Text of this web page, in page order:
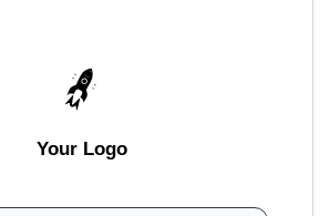
Your Logo